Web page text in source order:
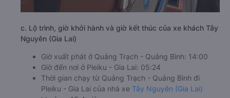
c. Lộ trình, giờ khởi hành và giờ kết thúc của xe khách Tây
Nguyên (Gia Lai)
Giờ xuất phát ở Quảng Trạch - Quảng Bình: 14:00